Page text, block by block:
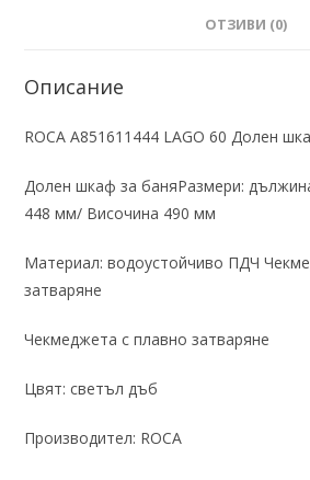
ОТЗИВИ (0)
Описание
ROCA A851611444 LAGO 60 Долен
Долен шкаф за баняРазмери:
448 мм/ Височина 490 мм
Материал: водоустойчиво ПДЧ
затваряне
Чекмеджета с плавно затваряне
Цвят: светъл дъб
Производител: ROCA